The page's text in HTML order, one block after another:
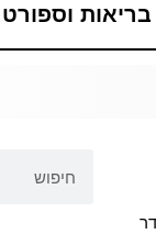
בריאות וספורט